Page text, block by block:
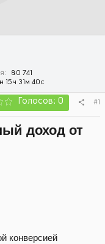
80 741
15ч 31м 40с
Голосов: 0 #1
доход от
конверсией